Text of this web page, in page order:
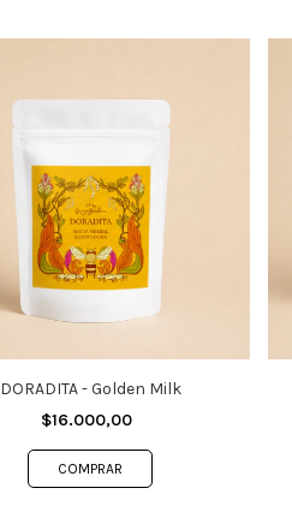
DORADITA - Golden Milk
$16.000,00